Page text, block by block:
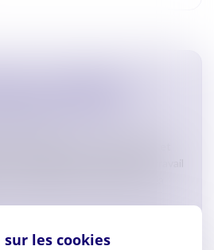
À LA CHAMBRE DE
DE L’AUDE
le Bâtonnier David SARDA et
participé à une réunion de travail
MADAULE, Président de la
les cookies